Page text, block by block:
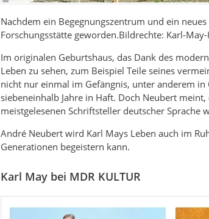
Nachdem ein Begegnungszentrum und ein
Forschungsstätte geworden.Bildrechte: Karl-
Im originalen Geburtshaus, das Dank des
Leben zu sehen, zum Beispiel Teile seines
nicht nur einmal im Gefängnis, unter anderem
siebeneinhalb Jahre in Haft. Doch Neubert
meistgelesenen Schriftsteller deutscher Sprache
André Neubert wird Karl Mays Leben auch im
Generationen begeistern kann.
Karl May bei MDR KULTUR